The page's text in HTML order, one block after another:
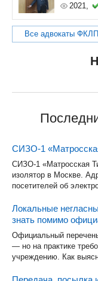
2021,
Все адвокаты
СИЗО-1
СИЗО-1 «Матросская
изолятор в Москве.
посетителей об
Локальные
знать помимо
Официальный
— но на практике
учреждению. Как